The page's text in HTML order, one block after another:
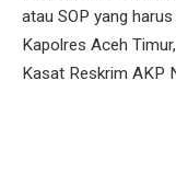
atau SOP yang
Kapolres Aceh
Kasat Reskrim AKP